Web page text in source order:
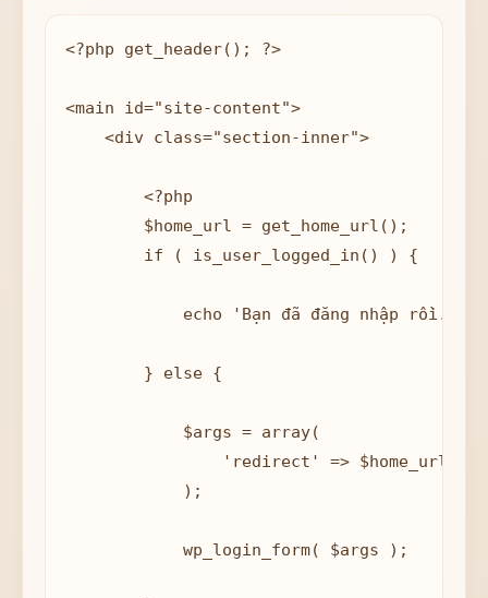
<?php get_header(); ?>
<main id="site-content">
    <div class="section-inner">
        <?php
        $home_url = get_home_url();
        if ( is_user_logged_in() ) {
echo 'Bạn đã đăng nhập rồi.
        } else {
            $args = array(
                'redirect' => $home_url,
            );
            wp_login_form( $args );